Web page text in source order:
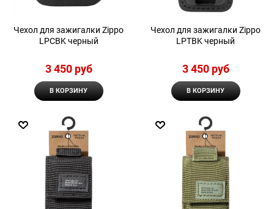
Чехол для зажигалки Zippo
LPCBK черный
3 450 руб
В КОРЗИНУ
Чехол для зажигалки Zippo
LPTBK черный
3 450 руб
В КОРЗИНУ